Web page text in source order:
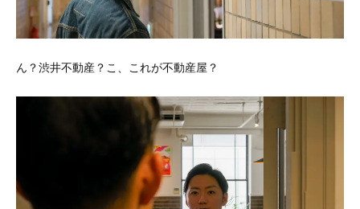
ん？渋井不動産？こ、これが不動産屋？